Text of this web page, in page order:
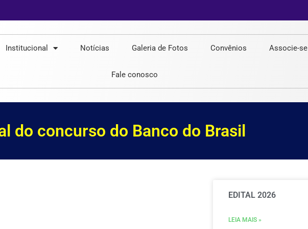
Institucional Notícias Galeria de Fotos Convênios Associe-se
Fale conosco
do concurso do Banco do Brasil
EDITAL 2026
LEIA MAIS »